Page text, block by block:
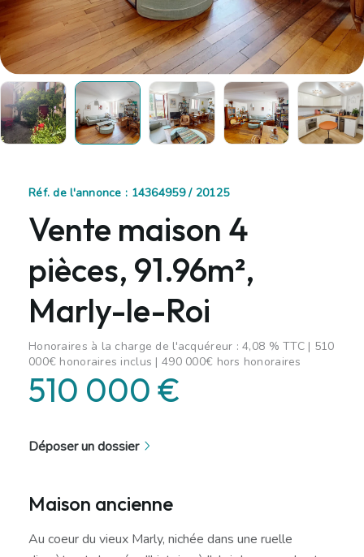
Réf. de l'annonce : 14364959 / 20125
Vente maison 4
pièces, 91.96m²,
Marly-le-Roi
Honoraires à la charge de l'acquéreur : 4,08 % TTC | 510
000€ honoraires inclus | 490 000€ hors honoraires
510 000 €
Déposer un dossier
Maison ancienne
Au coeur du vieux Marly, nichée dans une ruelle